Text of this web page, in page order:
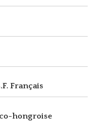
Français
hongroise